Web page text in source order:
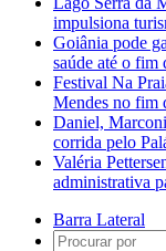
impulsiona
Goiânia pode
saúde até o fim
Festival Na
Mendes no fim
Daniel,
corrida pelo
Valéria
administrativa
Barra Lateral